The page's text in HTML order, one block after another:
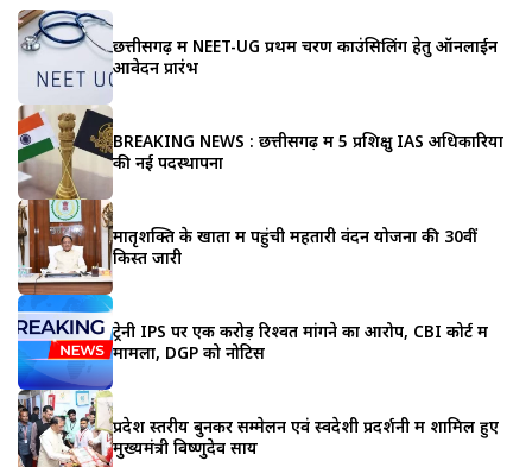
छत्तीसगढ़ में NEET-UG प्रथम चरण काउंसिलिंग हेतु ऑनलाईन
आवेदन प्रारंभ
BREAKING NEWS : छत्तीसगढ़ में 5 प्रशिक्षु IAS अधिकारियों
की नई पदस्थापना
मातृशक्ति के खातों में पहुंची महतारी वंदन योजना की 30वीं
किस्त जारी
ट्रेनी IPS पर एक करोड़ रिश्वत मांगने का आरोप, CBI कोर्ट में
मामला, DGP को नोटिस
प्रदेश स्तरीय बुनकर सम्मेलन एवं स्वदेशी प्रदर्शनी में शामिल हुए
मुख्यमंत्री विष्णुदेव साय